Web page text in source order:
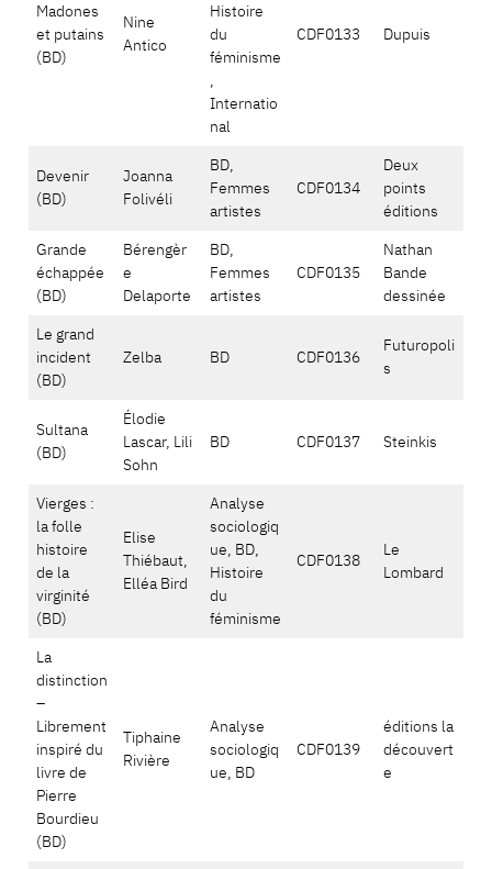
Madones
et putains
(BD)
Nine
Antico
Histoire
du
féminisme
,
Internatio
nal
CDF0133 Dupuis
Devenir
(BD)
Joanna
Folivéli
BD,
Femmes
artistes
CDF0134
Deux
points
éditions
Grande
échappée
(BD)
Bérengèr
e
Delaporte
BD,
Femmes
artistes
CDF0135
Nathan
Bande
dessinée
Le grand
incident
(BD)
Zelba BD CDF0136
Futuropoli
s
Sultana
(BD)
Élodie
Lascar, Lili
Sohn
BD CDF0137 Steinkis
Vierges :
la folle
histoire
de la
virginité
(BD)
Elise
Thiébaut,
Elléa Bird
Analyse
sociologiq
ue, BD,
Histoire
du
féminisme
CDF0138
Le
Lombard
La
distinction
–
Librement
inspiré du
livre de
Pierre
Bourdieu
(BD)
Tiphaine
Rivière
Analyse
sociologiq
ue, BD
CDF0139
éditions la
découvert
e